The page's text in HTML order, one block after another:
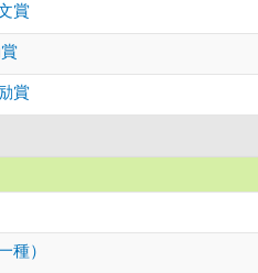
賞
賞
種）